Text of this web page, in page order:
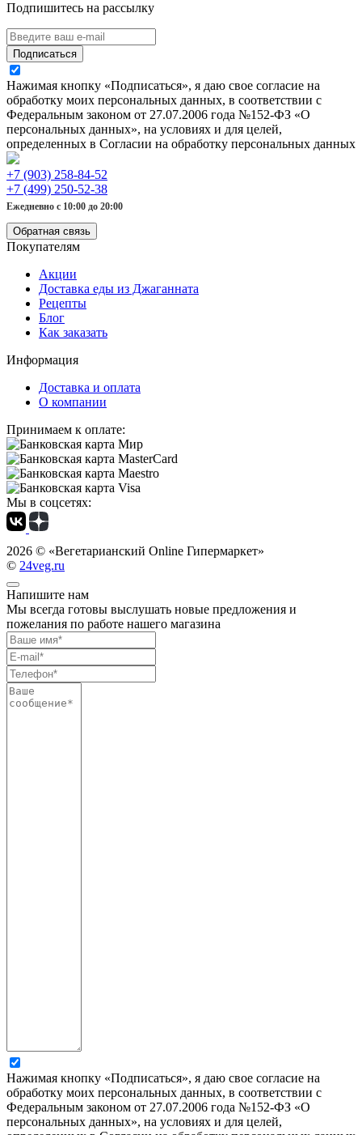
Подпишитесь на рассылку
Подписаться
Нажимая кнопку «Подписаться», я даю свое согласие на
обработку моих персональных данных, в соответствии с
Федеральным законом от 27.07.2006 года №152-ФЗ «О
персональных данных», на условиях и для целей,
определенных в Согласии на обработку персональных данных
+7 (903) 258-84-52
+7 (499) 250-52-38
Ежедневно с 10:00 до 20:00
Обратная связь
Покупателям
Акции
Доставка еды из Джаганната
Рецепты
Блог
Как заказать
Информация
Доставка и оплата
О компании
Принимаем к оплате:
Мы в соцсетях:
2026 © «Вегетарианский Online Гипермаркет»
© 24veg.ru
Напишите нам
Мы всегда готовы выслушать новые предложения и
пожелания по работе нашего магазина
Нажимая кнопку «Подписаться», я даю свое согласие на
обработку моих персональных данных, в соответствии с
Федеральным законом от 27.07.2006 года №152-ФЗ «О
персональных данных», на условиях и для целей,